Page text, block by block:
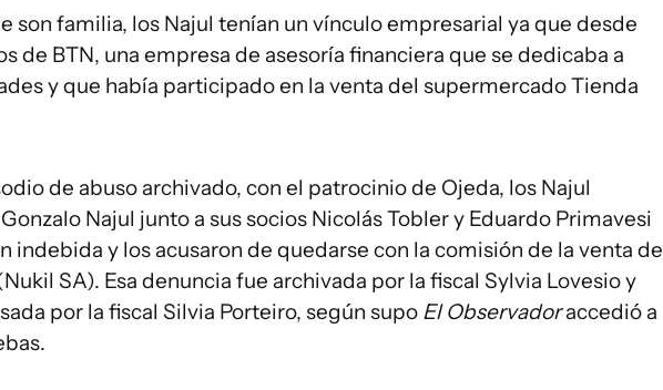
son familia, los Najul tenían un vínculo empresarial ya que desde
de BTN, una empresa de asesoría financiera que se dedicaba a
y que había participado en la venta del supermercado Tienda
de abuso archivado, con el patrocinio de Ojeda, los Najul
Najul junto a sus socios Nicolás Tobler y Eduardo Primavesi
indebida y los acusaron de quedarse con la comisión de la venta de
SA). Esa denuncia fue archivada por la fiscal Sylvia Lovesio y
por la fiscal Silvia Porteiro, según supo El Observadoraccedió a